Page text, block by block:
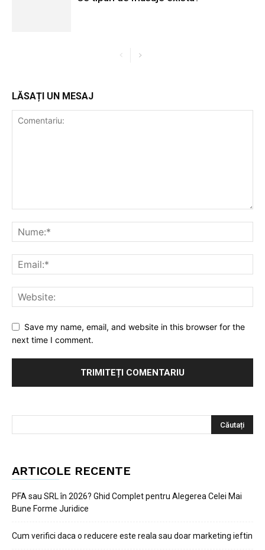
LĂSAȚI UN MESAJ
Save my name, email, and website in this browser for the
next time I comment.
ARTICOLE RECENTE
PFA sau SRL în 2026? Ghid Complet pentru Alegerea Celei Mai
Bune Forme Juridice
Cum verifici daca o reducere este reala sau doar marketing ieftin